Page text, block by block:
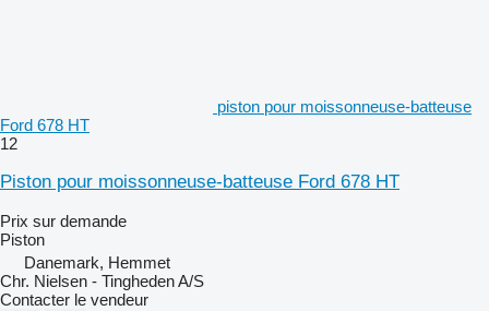
piston pour moissonneuse-batteuse
Ford 678 HT
12
Piston pour moissonneuse-batteuse Ford 678 HT
Prix sur demande
Piston
Danemark, Hemmet
Chr. Nielsen - Tingheden A/S
Contacter le vendeur